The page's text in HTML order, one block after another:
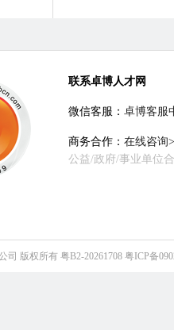
联系卓博人才网
微信客服： 卓博客服
商务合作： 在线咨询
公益/政府/事业单位
司 版权所有 粤B2-20261708 粤ICP备